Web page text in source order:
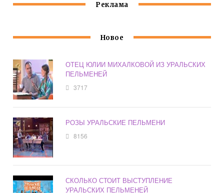
Реклама
Новое
ОТЕЦ ЮЛИИ МИХАЛКОВОЙ ИЗ УРАЛЬСКИХ
ПЕЛЬМЕНЕЙ
3717
РОЗЫ УРАЛЬСКИЕ ПЕЛЬМЕНИ
8156
СКОЛЬКО СТОИТ ВЫСТУПЛЕНИЕ
УРАЛЬСКИХ ПЕЛЬМЕНЕЙ